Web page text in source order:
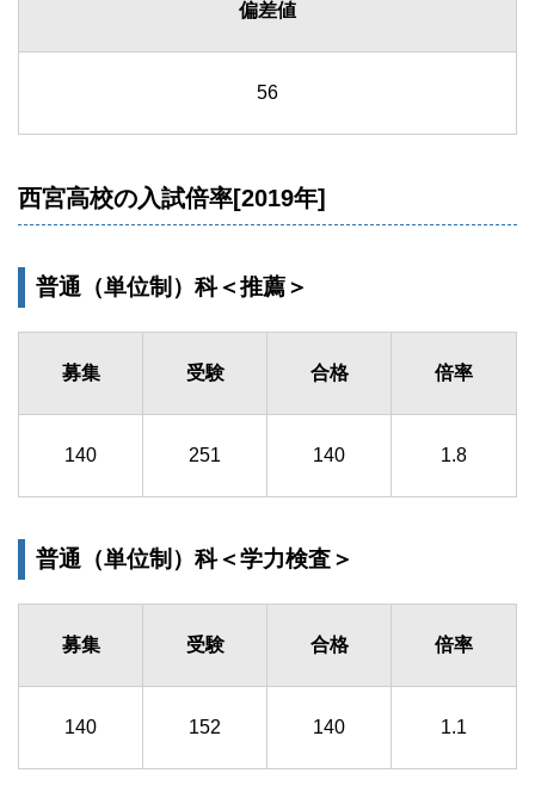
偏差値
56
西宮高校の入試倍率[2019年]
普通（単位制）科＜推薦＞
募集 受験 合格 倍率
140 251 140 1.8
普通（単位制）科＜学力検査＞
募集 受験 合格 倍率
140 152 140 1.1